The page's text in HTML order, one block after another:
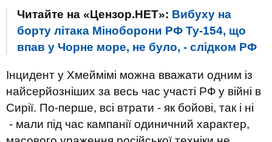
Читайте на «Цензор.НЕТ»: Вибуху на
борту літака Міноборони РФ Ту-154, що
впав у Чорне море, не було, - слідком РФ
Інцидент у Хмеймімі можна вважати одним із
найсерйозніших за весь час участі РФ у війні в
Сирії. По-перше, всі втрати - як бойові, так і ні
- мали під час кампанії одиничний характер,